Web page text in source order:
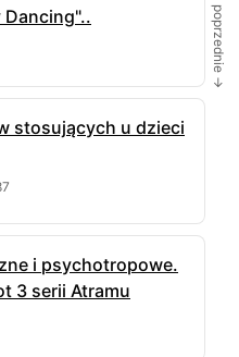
Dancing"..
stosujących u dzieci
i psychotropowe.
3 serii Atramu
poprzednie →